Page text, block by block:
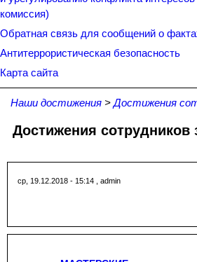
комиссия)
Обратная связь для сообщений о
Антитеррористическая безопасность
Карта сайта
Наши достижения >Достижения
Достижения сотрудников
ср, 19.12.2018 - 15:14 , admin